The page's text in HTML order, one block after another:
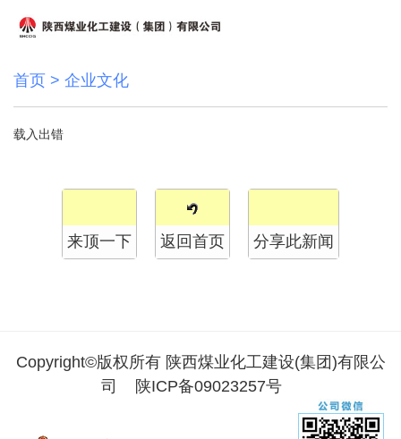
首页 > 企业文化
载入出错
来顶一下 返回首页 分享此新闻
Copyright©版权所有 陕西煤业化工建设(集团)有限公
司
陕ICP备09023257号